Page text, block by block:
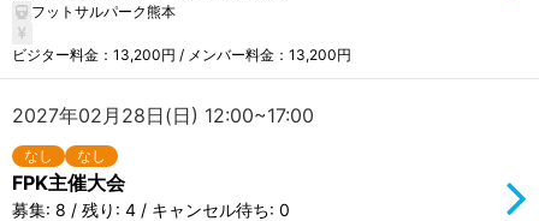
フットサルパーク熊本
ビジター料金：13,200円 / メンバー料金：13,200円
2027年02月28日(日) 12:00~17:00
なし なし
FPK主催大会
募集: 8 / 残り: 4 / キャンセル待ち: 0